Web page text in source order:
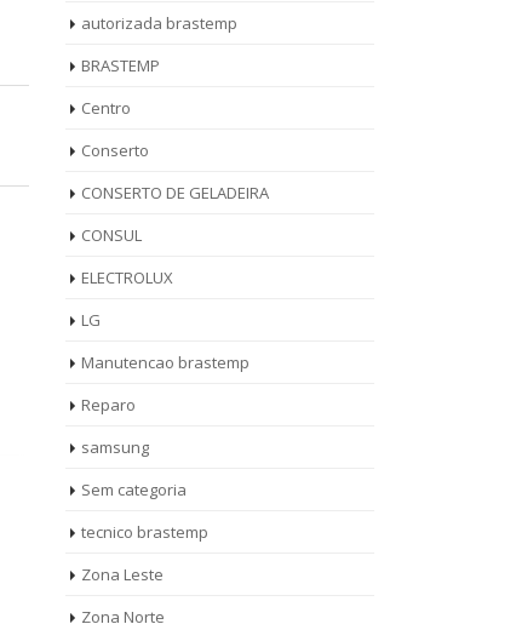
11
Autorizada Secadora
de Roupa Brastemp
autorizada brastemp
BRASTEMP
Centro
Conserto
CONSERTO DE GELADEIRA
CONSUL
ELECTROLUX
LG
Manutencao brastemp
Reparo
samsung
Sem categoria
tecnico brastemp
Zona Leste
Zona Norte